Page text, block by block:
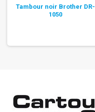
Tambour noir Brother DR-
1050